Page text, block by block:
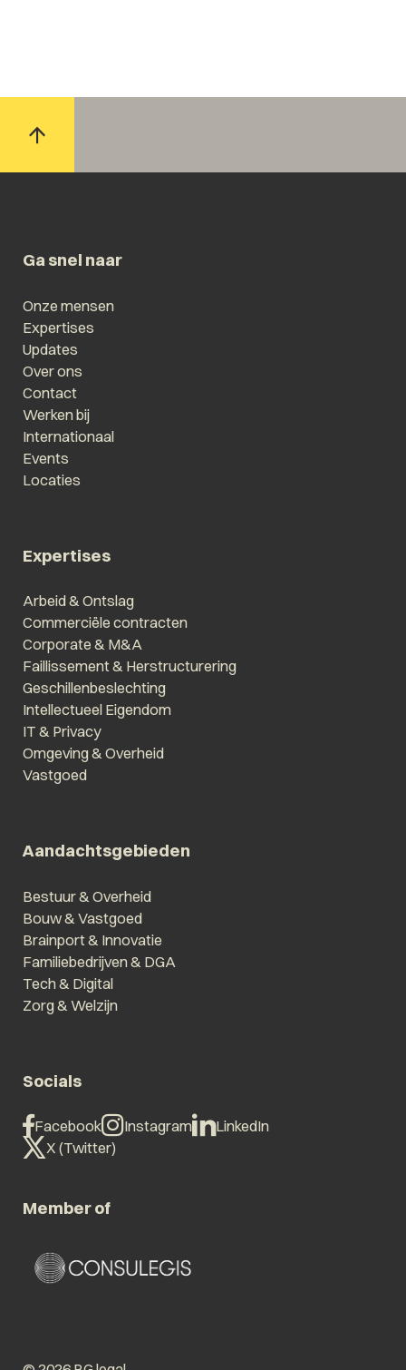
Ga snel naar
Onze mensen
Expertises
Updates
Over ons
Contact
Werken bij
Internationaal
Events
Locaties
Expertises
Arbeid & Ontslag
Commerciële contracten
Corporate & M&A
Faillissement & Herstructurering
Geschillenbeslechting
Intellectueel Eigendom
IT & Privacy
Omgeving & Overheid
Vastgoed
Aandachtsgebieden
Bestuur & Overheid
Bouw & Vastgoed
Brainport & Innovatie
Familiebedrijven & DGA
Tech & Digital
Zorg & Welzijn
Socials
Facebook Instagram
LinkedIn
X (Twitter)
Member of